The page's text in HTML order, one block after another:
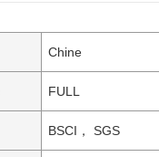
Chine
FULL
BSCI， SGS